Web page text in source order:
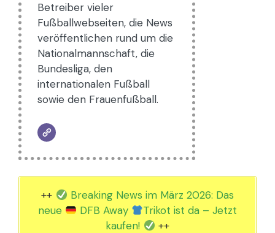
Betreiber vieler
Fußballwebseiten, die News
veröffentlichen rund um die
Nationalmannschaft, die
Bundesliga, den
internationalen Fußball
sowie den Frauenfußball.
++
Breaking News im März 2026: Das
neue
DFB Away
Trikot ist da – Jetzt
kaufen!
++